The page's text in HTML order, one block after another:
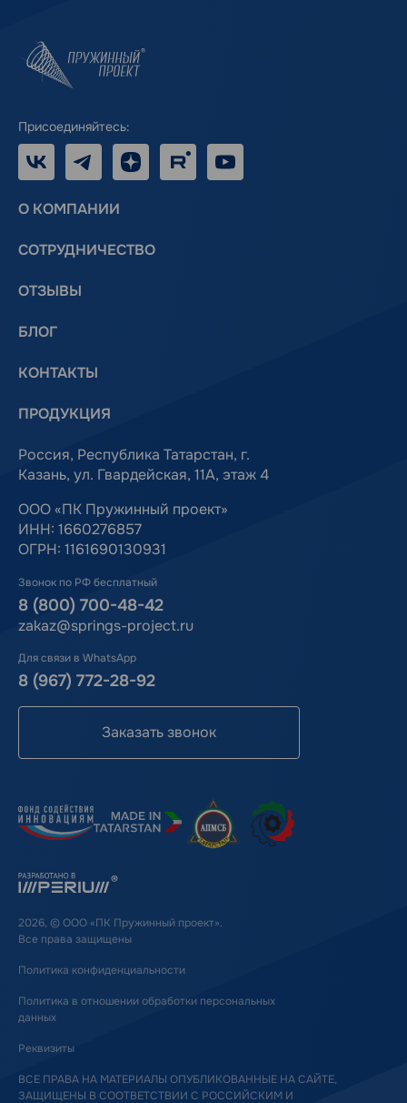
Присоединяйтесь:
Telegram Дзен RUTUBE
О КОМПАНИИ
СОТРУДНИЧЕСТВО
ОТЗЫВЫ
БЛОГ
КОНТАКТЫ
ПРОДУКЦИЯ
Россия, Республика Татарстан, г.
Казань, ул. Гвардейская, 11А, этаж 4
ООО «ПК Пружинный проект»
ИНН: 1660276857
ОГРН: 1161690130931
Звонок по РФ бесплатный
8 (800) 700-48-42
zakaz@springs-project.ru
Для связи в WhatsApp
8 (967) 772-28-92
Заказать звонок
2026, © ООО «ПК Пружинный проект».
Все права защищены
Политика конфиденциальности
Политика в отношении обработки персональных
данных
Реквизиты
ВСЕ ПРАВА НА МАТЕРИАЛЫ ОПУБЛИКОВАННЫЕ НА САЙТЕ,
ЗАЩИЩЕНЫ В СООТВЕТСТВИИ С РОССИЙСКИМ И